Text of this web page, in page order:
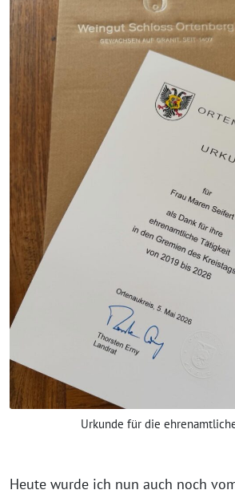
Urkunde für die
Heute wurde ich nun auch noch